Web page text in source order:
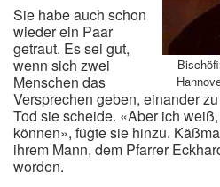
Sie habe auch schon
wieder ein Paar
getraut. Es sei gut,
wenn sich zwei
Menschen das
Versprechen geben, einander
Tod sie scheide. «Aber ich
können», fügte sie hinzu.
ihrem Mann, dem Pfarrer
worden.